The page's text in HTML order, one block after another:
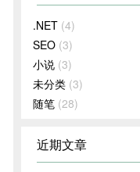
.NET (4)
SEO (3)
小说 (3)
未分类 (3)
随笔 (28)
近期文章